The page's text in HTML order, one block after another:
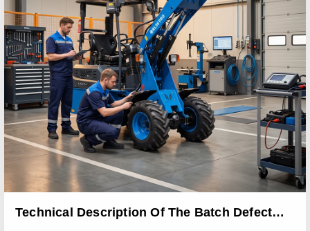
Technical Description Of The Batch Defect